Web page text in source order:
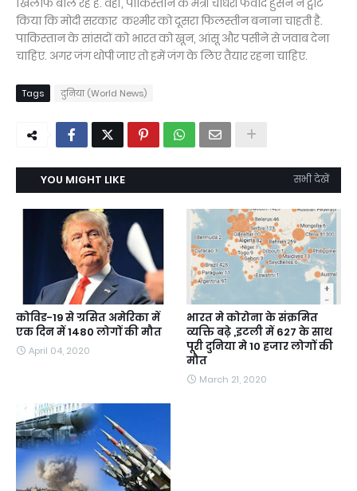
खिलाफ बोल रहे हैं. वहीं, पाकिस्तान के मंत्री चौधरी फवाद हुसैन ने ट्वीट
किया कि मोदी सरकार कश्मीर को दूसरा फिलस्तीन बनाना चाहती है.
पाकिस्‍तान के सांसदों को भारत को खून, आंसू और पसीने से जवाब देना
चाहिए. अगर जंग थोपी जाए तो हमें जंग के लिए तैयार रहना चाहिए.
Tags दुनिया (World News)
YOU MIGHT LIKE सभी देखें
कोविड-19 से ग्रसित अमेरिका में
एक दिन में 1480 लोगों की मौत
April 04, 2020
भारत मे कोरोना के संक्रमित
व्यक्ति बढ़े ,इटली में 627 के साथ
पूरी दुनिया मे 10 हजार लोगों की
मौत
March 21, 2020